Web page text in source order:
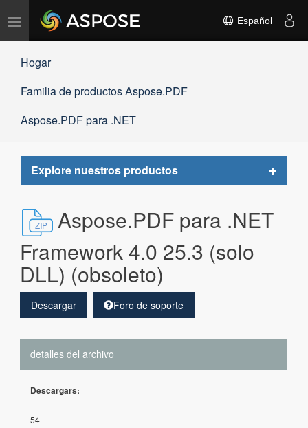
Alternar
navegación
Español
Hogar
Familia de productos Aspose.PDF
Aspose.PDF para .NET
Explore nuestros productos
Toggle
Aspose.PDF para .NET
Framework 4.0 25.3 (solo
DLL) (obsoleto)
Descargar Foro de soporte
detalles del archivo
Descargars:
54